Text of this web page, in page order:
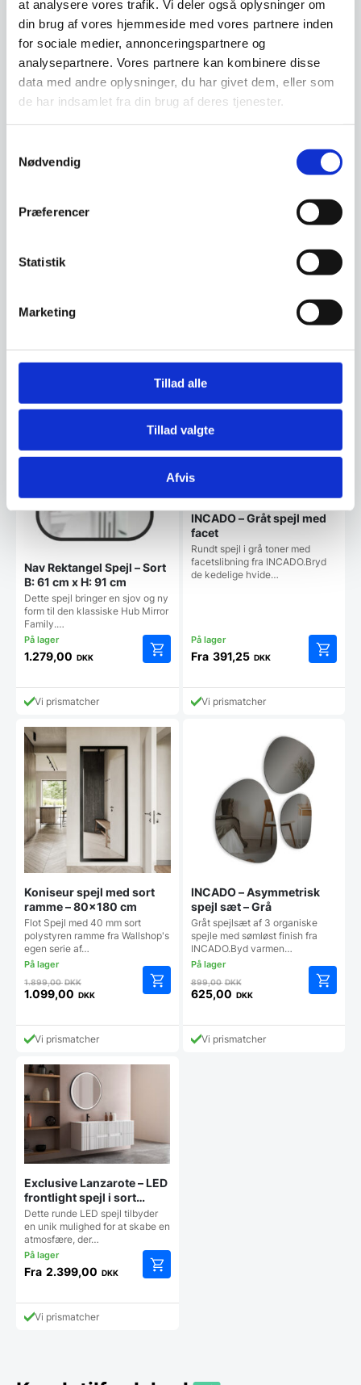
at analysere vores trafik. Vi deler også oplysninger om
din brug af vores hjemmeside med vores partnere inden
for sociale medier, annonceringspartnere og
analysepartnere. Vores partnere kan kombinere disse
data med andre oplysninger, du har givet dem, eller som
de har indsamlet fra din brug af deres tjenester.
Nødvendig
Præferencer
Statistik
Marketing
Tillad alle
Tillad valgte
Afvis
skruer i væggen, herpå hægtes beslagene der
er fastgjorte bagpå spejlet. Al elektronik,
herunder LED drivere m.m. er fastgjort på
spejlets bagside, det medfølgende kabel
tilsluttes direkte til 230V.
Relaterede varer
Nav Rektangel Spejl – Sort
B: 61 cm x H: 91 cm
Dette spejl bringer en sjov og ny
form til den klassiske Hub Mirror
Family.…
1.279,00 DKK
Vi prismatcher
INCADO – Gråt spejl med
facet
Rundt spejl i grå toner med
facetslibning fra INCADO.Bryd
de kedelige hvide…
Fra 391,25 DKK
vare
kan
vælges
Vi prismatcher
Koniseur spejl med sort
ramme – 80×180 cm
Flot Spejl med 40 mm sort
polystyren ramme fra Wallshop's
egen serie af…
1.899,00DKKDen
oprindelige
var:
1.899,00 DKK.
1.099,00 DKK
aktuelle
pris
1.099,00 DKK.
Vi prismatcher
INCADO – Asymmetrisk
spejl sæt – Grå
Gråt spejlsæt af 3 organiske
spejle med sømløst finish fra
INCADO.Byd varmen…
899,00DKKDen
oprindelige
var:
899,00 DKK.
625,00 DKK
aktuelle
prisVi prismatcher
Exclusive Lanzarote – LED
frontlight spejl i sort
ramme – Flere størrelser
Dette runde LED spejl tilbyder
en unik mulighed for at skabe en
atmosfære, der…
Fra 2.399,00 DKK
vare
Vi prismatcher